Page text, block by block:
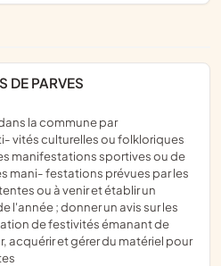
DE PARVES
vités culturelles ou folkloriques
manifestations sportives ou de
mani- festations prévues par les
ou à venir et établir un
l'année ; donner un avis sur les
de festivités émanant de
acquérir et gérer du matériel pour